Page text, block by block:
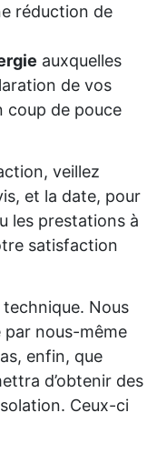
réduction de
auxquelles
de vos
coup de pouce
veillez
et la date, pour
les prestations à
satisfaction
Nous
nous-même
enfin, que
d’obtenir des
Ceux-ci